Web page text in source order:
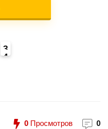
3
0 Просмотров 0